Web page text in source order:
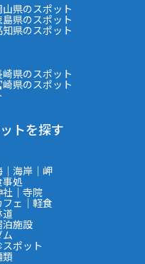
山県のスポット
島県のスポット
知県のスポット
崎県のスポット
崎県のスポット
トを探す
｜海岸｜岬
事処
社｜寺院
フェ｜軽食
道
泊施設
ム
スポット
類